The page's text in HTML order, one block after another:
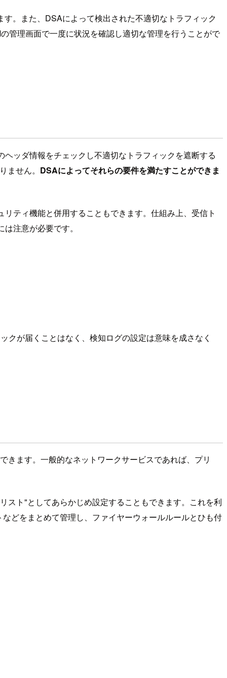
。また、DSAによって検出された不適切なトラフィック
管理画面で一度に状況を確認し適切な管理を行うことがで
ッダ情報をチェックし不適切なトラフィックを遮断する
せん。 DSAによってそれらの要件を満たすことができま
ティ機能と併用することもできます。仕組み上、受信ト
注意が必要です。
が届くことはなく、検知ログの設定は意味を成さなく
ます。一般的なネットワークサービスであれば、プリ
スト"としてあらかじめ設定することもできます。これを利
どをまとめて管理し、ファイヤーウォールルールとひも付